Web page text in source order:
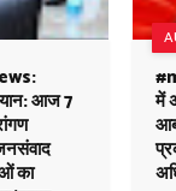
आज 7
का
में